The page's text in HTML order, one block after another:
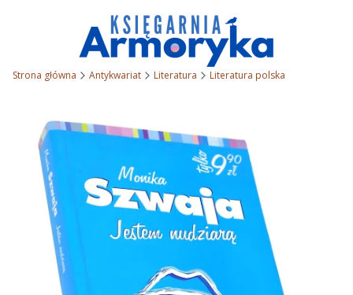
Strona główna Antykwariat Literatura Literatura polska